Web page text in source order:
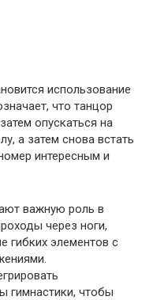
использование
что танцор
опускаться на
а затем снова встать
интересным и
важную роль в
через ноги,
гибких элементов с
гимнастики, чтобы